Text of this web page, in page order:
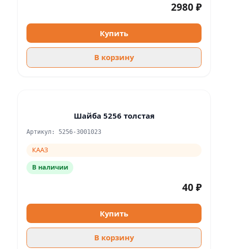
2980 ₽
Купить
В корзину
Шайба 5256 толстая
Артикул: 5256-3001023
КААЗ
В наличии
40 ₽
Купить
В корзину